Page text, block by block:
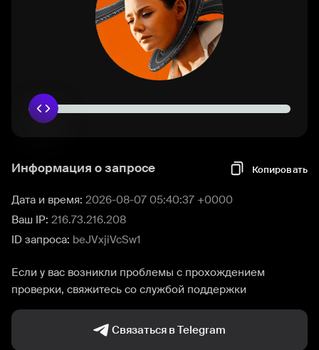
Информация о запросе Копировать
Дата и время: 2026-08-07 05:40:37 +0000
Ваш IP: 216.73.216.208
ID запроса: beJVxjiVcSw1
Если у вас возникли проблемы с прохождением
проверки, свяжитесь со службой поддержки
Связаться в Telegram